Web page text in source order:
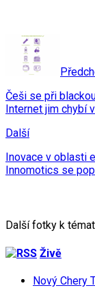
Češi se při
Internet jim chybí
Další
Inovace v oblasti
Innomotics se
Další fotky k
Živě
Nový Chery